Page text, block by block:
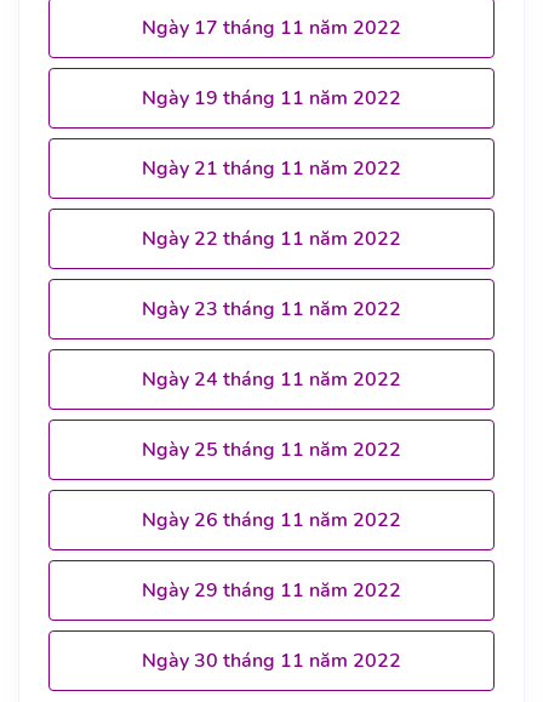
Ngày 17 tháng 11 năm 2022
Ngày 19 tháng 11 năm 2022
Ngày 21 tháng 11 năm 2022
Ngày 22 tháng 11 năm 2022
Ngày 23 tháng 11 năm 2022
Ngày 24 tháng 11 năm 2022
Ngày 25 tháng 11 năm 2022
Ngày 26 tháng 11 năm 2022
Ngày 29 tháng 11 năm 2022
Ngày 30 tháng 11 năm 2022